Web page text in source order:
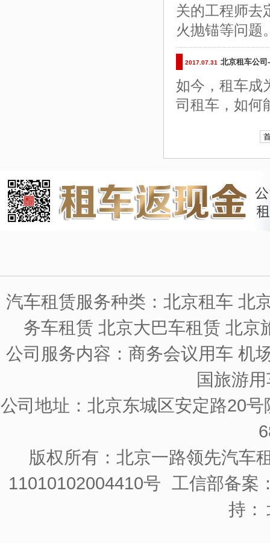
关的工程师去
火抛锚等问题
2017.07.31 北京租车公司
如今，租车成
司租车，如何
汽车租赁服务种类：北京租车 北
务车租赁 北京大巴车租赁 北京
公司服务内容：商务会议用车 机
国旅游
公司地址：北京东城区安定路20
版权所有：北京一路领先汽车
11010102004410号 工信部备案
持：